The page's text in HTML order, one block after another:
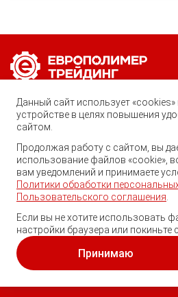
Позвоните нам по любому вопросу:
8 (800) 222-40-61
Ростов-на-Дону, ул. Вавилова, 59
trade@ep-group.ru
© 2010-2024.
Все права
Политика обработки
Данный сайт использует «cookies»
устройстве в целях повышения
сайтом.
Продолжая работу с сайтом, вы
использование файлов «cookie»,
вам уведомлений и принимаете
Политики обработки
Пользовательского соглашения
Если вы не хотите использовать
настройки браузера или покиньте
Принимаю